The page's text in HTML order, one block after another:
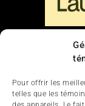
Pour offrir les
telles que les
Nous